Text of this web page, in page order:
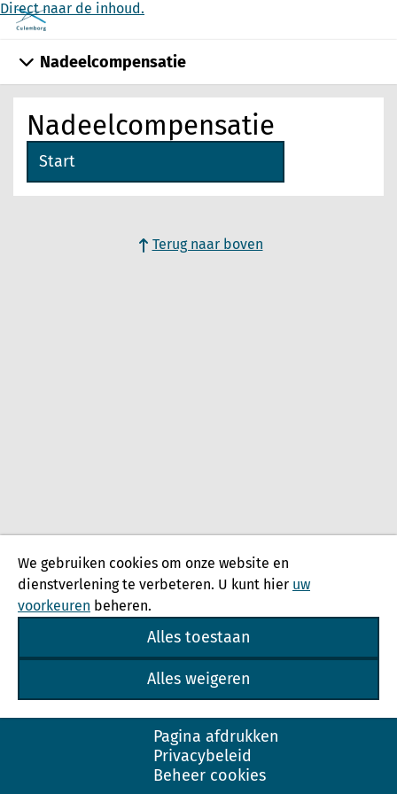
Direct naar de inhoud.
Nadeelcompensatie
Start
Nadeelcompensatie
Terug naar boven
We gebruiken cookies om onze website en
dienstverlening te verbeteren. U kunt hier uw
voorkeuren beheren.
Alles toestaan
Alles weigeren
Pagina afdrukken
Privacybeleid
Beheer cookies